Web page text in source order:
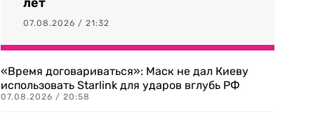
07.08.2026 / 21:32
«Время договариваться»: Маск не дал Киеву
использовать Starlink для ударов вглубь РФ
07.08.2026 / 20:58